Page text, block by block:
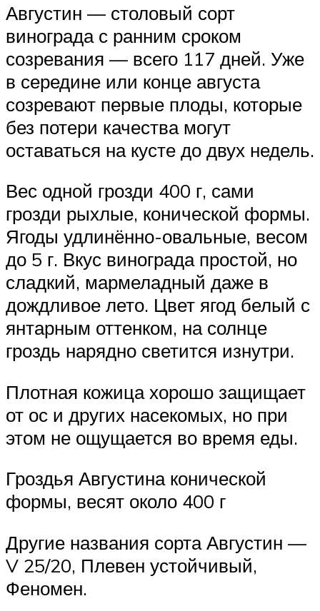
Августин — столовый сорт
винограда с ранним сроком
созревания — всего 117 дней. Уже
в середине или конце августа
созревают первые плоды, которые
без потери качества могут
оставаться на кусте до двух недель.
Вес одной грозди 400 г, сами
грозди рыхлые, конической формы.
Ягоды удлинённо-овальные, весом
до 5 г. Вкус винограда простой, но
сладкий, мармеладный даже в
дождливое лето. Цвет ягод белый с
янтарным оттенком, на солнце
гроздь нарядно светится изнутри.
Плотная кожица хорошо защищает
от ос и других насекомых, но при
этом не ощущается во время еды.
Гроздья Августина конической
формы, весят около 400 г
Другие названия сорта Августин —
V 25/20, Плевен устойчивый,
Феномен.